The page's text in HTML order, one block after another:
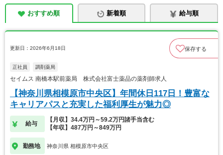
おすすめ順 新着順 給与順
更新日：2026年6月18日 保存する
正社員 調剤薬局
セイムス 南橋本駅前薬局 株式会社富士薬品の薬剤師求人
【神奈川県相模原市中央区】年間休日117日！豊富な
キャリアパスと充実した福利厚生が魅力◎
給与
【月収】34.4万円～59.2万円諸手当含む
【年収】487万円～849万円
勤務地 神奈川県 相模原市中央区